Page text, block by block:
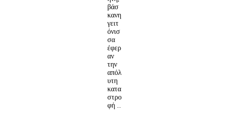
βάσ
κανη
γειτ
όνισ
σα
έφερ
αν
την
απόλ
υτη
κατα
στρο
φή ..